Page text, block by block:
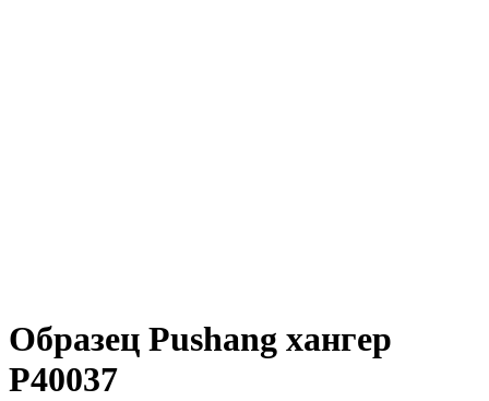
Образец Pushang хангер
P40037